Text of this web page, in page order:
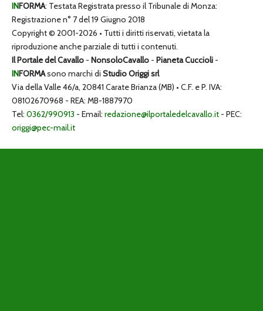
INFORMA: Testata Registrata presso il Tribunale di Monza:
Registrazione n° 7 del 19 Giugno 2018
Copyright © 2001-2026 • Tutti i diritti riservati, vietata la
riproduzione anche parziale di tutti i contenuti.
Il Portale del Cavallo - NonsoloCavallo - Pianeta Cuccioli -
INFORMAsono marchi di Studio Origgi srl
Via della Valle 46/a, 20841 Carate Brianza (MB) • C.F. e P. IVA:
08102670968 - REA: MB-1887970
Tel: 0362/990913 - Email: redazione@ilportaledelcavallo.it - PEC:
origgi@pec-mail.it